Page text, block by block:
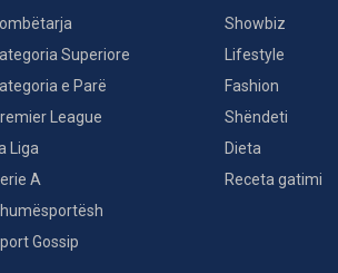
Superiore
e Parë
League
Liga
A
Gossip
Showbiz
Lifestyle
Fashion
Shëndeti
Dieta
Receta gatimi